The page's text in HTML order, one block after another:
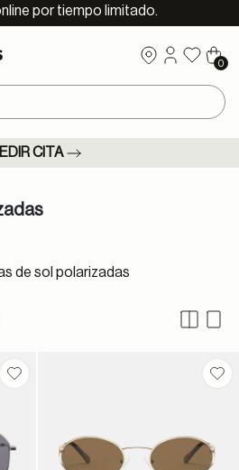
por tiempo limitado.
0
CITA
de sol polarizadas
Guardar en favoritos